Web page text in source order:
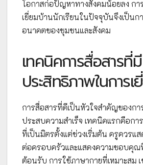
โอกาสก่อปัญหาทางสังคมน้อยลง กา
เยี่ยมบ้านนักเรียนในปัจจุบันจึงเป็นก
อนาคตของชุมชนและสังคม
เทคนิคการสื่อสารที่มี
ประสิทธิภาพในการ
การสื่อสารที่ดีเป็นหัวใจสำคัญของกา
ประสบความสำเร็จ เทคนิคแรกคือกา
ที่เป็นมิตรตั้งแต่ช่วงเริ่มต้น ครูควรแส
ต่อครอบครัวและแสดงความขอบคุณ
ต้อนรับ การใช้ภาษากายที่เหมาะสม